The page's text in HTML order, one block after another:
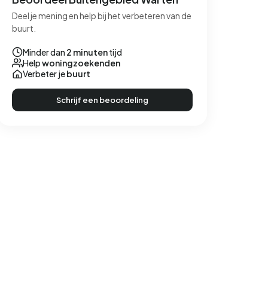
Deel je mening en help bij het verbeteren van de
buurt.
Minder dan 2 minutentijd
Helpwoningzoekenden
Verbeter jebuurt
Schrijf een beoordeling